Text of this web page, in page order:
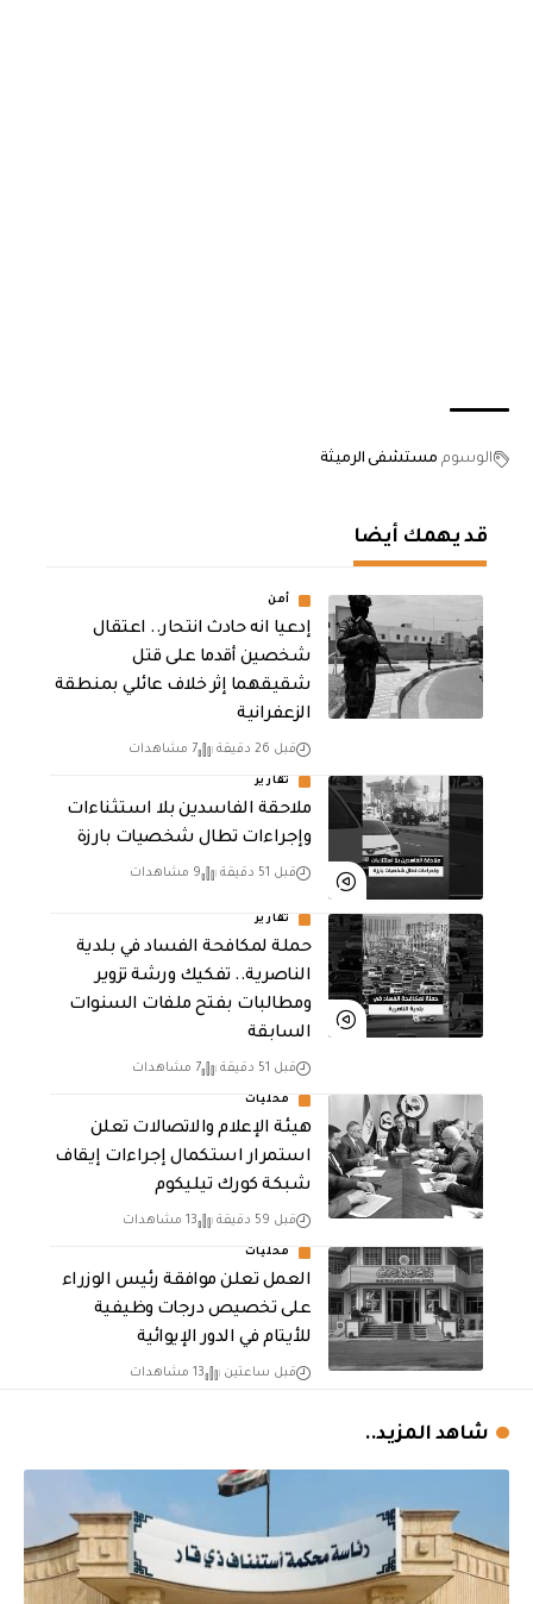
الوسوم مستشفى الرميثة
قد يهمك أيضا
أمن
إدعيا انه حادث انتحار.. اعتقال
شخصين أقدما على قتل
شقيقهما إثر خلاف عائلي بمنطقة
الزعفرانية
قبل 26 دقيقة 7 مشاهدات
تقارير
ملاحقة الفاسدين بلا استثناءات
وإجراءات تطال شخصيات بارزة
قبل 51 دقيقة 9 مشاهدات
تقارير
حملة لمكافحة الفساد في بلدية
الناصرية.. تفكيك ورشة تزوير
ومطالبات بفتح ملفات السنوات
السابقة
قبل 51 دقيقة 7 مشاهدات
محليات
هيئة الإعلام والاتصالات تعلن
استمرار استكمال إجراءات إيقاف
شبكة كورك تيليكوم
قبل 59 دقيقة 13 مشاهدات
محليات
العمل تعلن موافقة رئيس الوزراء
على تخصيص درجات وظيفية
للأيتام في الدور الإيوائية
قبل ساعتين 13 مشاهدات
شاهد المزيد..